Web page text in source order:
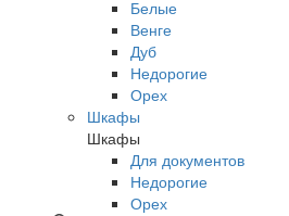
Белые
Венге
Дуб
Недорогие
Орех
Шкафы
Шкафы
Для документов
Недорогие
Орех